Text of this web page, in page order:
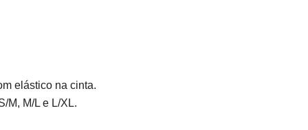
elástico na cinta.
M, M/L e L/XL.